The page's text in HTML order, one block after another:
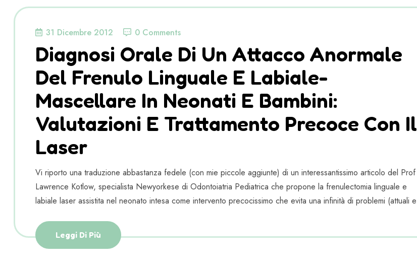
31 Dicembre 2012 0 Comments
Diagnosi Orale Di Un Attacco Anormale
Del Frenulo Linguale E Labiale-
Mascellare In Neonati E Bambini:
Valutazioni E Trattamento Precoce Con Il
Laser
Vi riporto una traduzione abbastanza fedele (con mie piccole aggiunte) di un interessantissimo articolo del Prof
Lawrence Kotlow, specialista Newyorkese di Odontoiatria Pediatrica che propone la frenulectomia linguale e
labiale laser assistita nel neonato intesa come intervento precocissimo che evita una infinità di problemi (attuali e
Leggi Di Più